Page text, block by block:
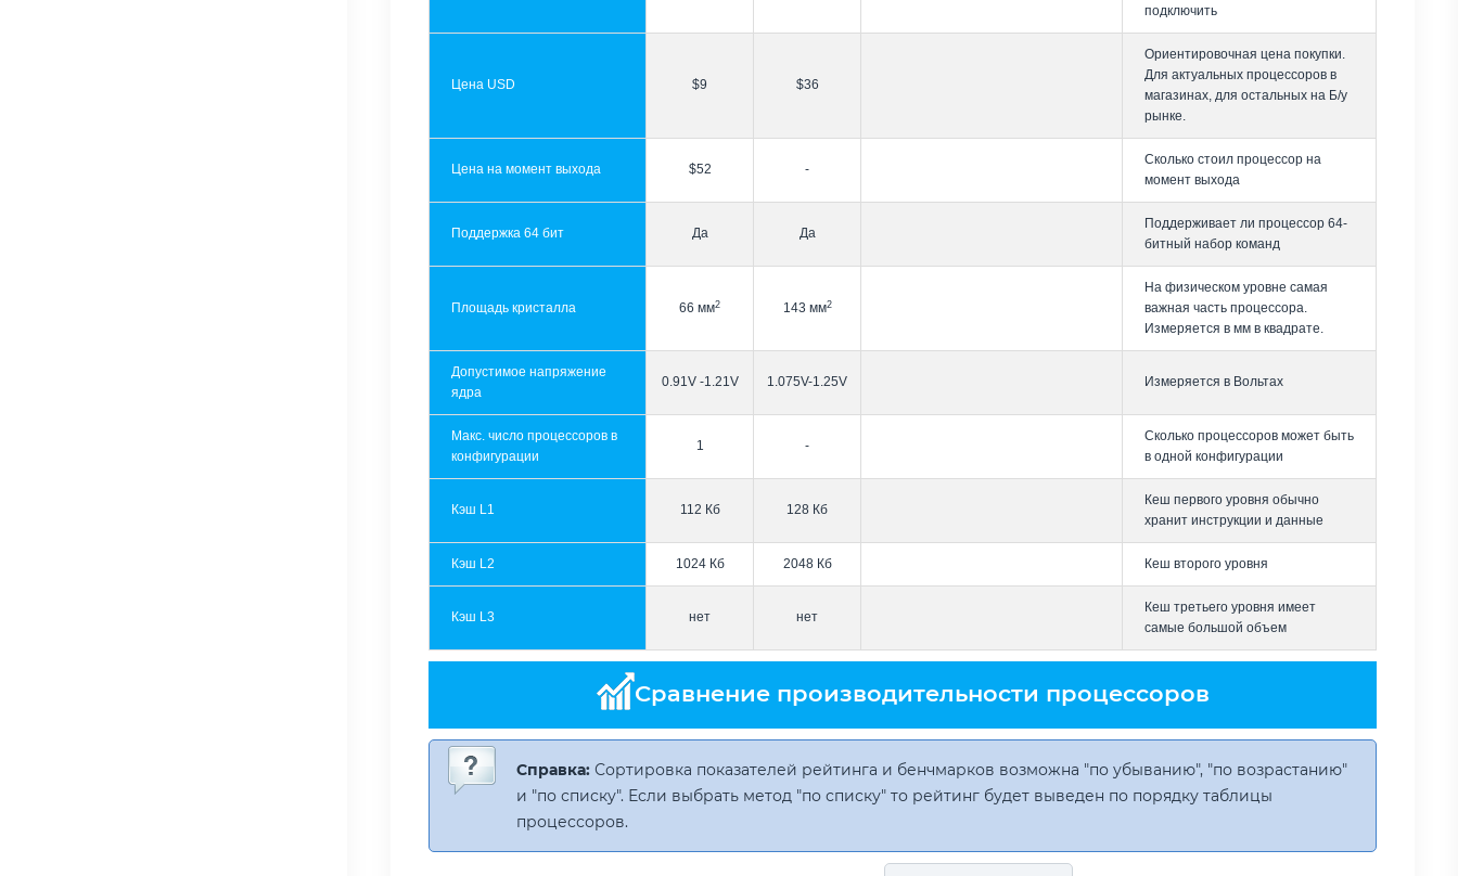
подключить
Цена USD $9 $36
Ориентировочная цена покупки.
Для актуальных процессоров в
магазинах, для остальных на Б/у
рынке.
Цена на момент выхода $52 -
Сколько стоил процессор на
момент выхода
Поддержка 64 бит Да Да
Поддерживает ли процессор 64-
битный набор команд
Площадь кристалла 66 мм2 143 мм2
На физическом уровне самая
важная часть процессора.
Измеряется в мм в квадрате.
Допустимое напряжение
ядра
0.91V -1.21V 1.075V-1.25V Измеряется в Вольтах
Макс. число процессоров в
конфигурации
1 -
Сколько процессоров может быть
в одной конфигурации
Кэш L1 112 Кб 128 Кб
Кеш первого уровня обычно
хранит инструкции и данные
Кэш L2 1024 Кб 2048 Кб Кеш второго уровня
Кэш L3 нет нет
Кеш третьего уровня имеет
самые большой объем
Сравнение производительности процессоров
Справка: Сортировка показателей рейтинга и бенчмарков возможна "по убыванию", "по возрастанию"
и "по списку". Если выбрать метод "по списку" то рейтинг будет выведен по порядку таблицы
процессоров.